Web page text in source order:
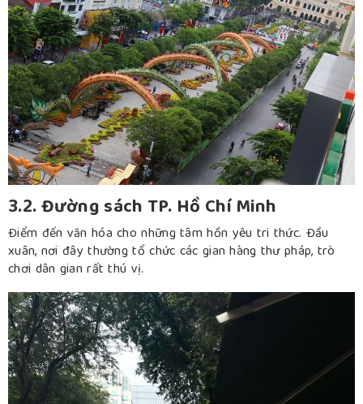
3.2. Đường sách TP. Hồ Chí Minh
Điểm đến văn hóa cho những tâm hồn yêu tri thức. Đầu
xuân, nơi đây thường tổ chức các gian hàng thư pháp, trò
chơi dân gian rất thú vị.